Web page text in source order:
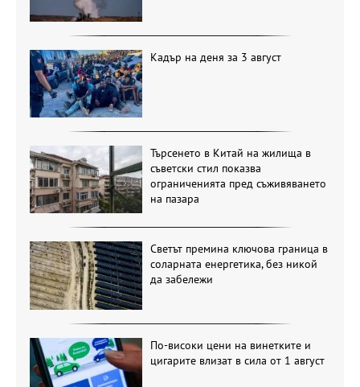
Кадър на деня за 3 август
Търсенето в Китай на жилища в
съветски стил показва
ограниченията пред съживяването
на пазара
Светът премина ключова граница в
соларната енергетика, без никой
да забележи
По-високи цени на винетките и
цигарите влизат в сила от 1 август